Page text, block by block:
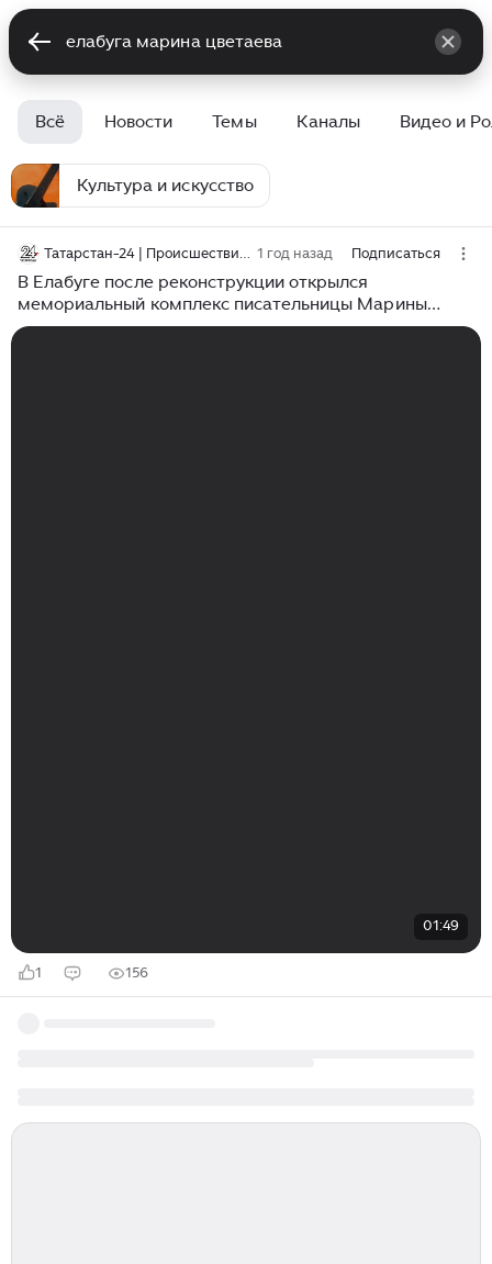
Всё Новости Темы Каналы Видео и
Культура и искусство
Татарстан-24 | Происшествия Казани и Татарстана 1 год назад Подписаться
В Елабуге после реконструкции открылся
мемориальный комплекс писательницы Марины
Цветаевой. Этот город известен как судьбоносное
01:49
1 156